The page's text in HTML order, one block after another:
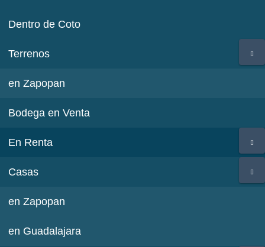
Dentro de Coto
Terrenos
en Zapopan
Bodega en Venta
En Renta
Casas
en Zapopan
en Guadalajara